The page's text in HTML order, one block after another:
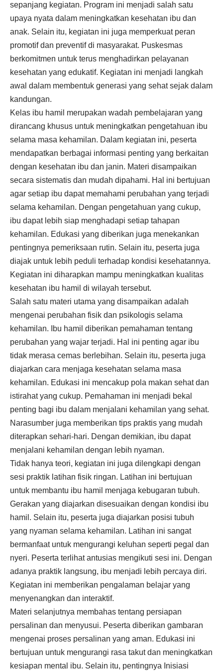
sepanjang kegiatan. Program ini menjadi salah satu
upaya nyata dalam meningkatkan kesehatan ibu dan
anak. Selain itu, kegiatan ini juga memperkuat peran
promotif dan preventif di masyarakat. Puskesmas
berkomitmen untuk terus menghadirkan pelayanan
kesehatan yang edukatif. Kegiatan ini menjadi langkah
awal dalam membentuk generasi yang sehat sejak dalam
kandungan.
Kelas ibu hamil merupakan wadah pembelajaran yang
dirancang khusus untuk meningkatkan pengetahuan ibu
selama masa kehamilan. Dalam kegiatan ini, peserta
mendapatkan berbagai informasi penting yang berkaitan
dengan kesehatan ibu dan janin. Materi disampaikan
secara sistematis dan mudah dipahami. Hal ini bertujuan
agar setiap ibu dapat memahami perubahan yang terjadi
selama kehamilan. Dengan pengetahuan yang cukup,
ibu dapat lebih siap menghadapi setiap tahapan
kehamilan. Edukasi yang diberikan juga menekankan
pentingnya pemeriksaan rutin. Selain itu, peserta juga
diajak untuk lebih peduli terhadap kondisi kesehatannya.
Kegiatan ini diharapkan mampu meningkatkan kualitas
kesehatan ibu hamil di wilayah tersebut.
Salah satu materi utama yang disampaikan adalah
mengenai perubahan fisik dan psikologis selama
kehamilan. Ibu hamil diberikan pemahaman tentang
perubahan yang wajar terjadi. Hal ini penting agar ibu
tidak merasa cemas berlebihan. Selain itu, peserta juga
diajarkan cara menjaga kesehatan selama masa
kehamilan. Edukasi ini mencakup pola makan sehat dan
istirahat yang cukup. Pemahaman ini menjadi bekal
penting bagi ibu dalam menjalani kehamilan yang sehat.
Narasumber juga memberikan tips praktis yang mudah
diterapkan sehari-hari. Dengan demikian, ibu dapat
menjalani kehamilan dengan lebih nyaman.
Tidak hanya teori, kegiatan ini juga dilengkapi dengan
sesi praktik latihan fisik ringan. Latihan ini bertujuan
untuk membantu ibu hamil menjaga kebugaran tubuh.
Gerakan yang diajarkan disesuaikan dengan kondisi ibu
hamil. Selain itu, peserta juga diajarkan posisi tubuh
yang nyaman selama kehamilan. Latihan ini sangat
bermanfaat untuk mengurangi keluhan seperti pegal dan
nyeri. Peserta terlihat antusias mengikuti sesi ini. Dengan
adanya praktik langsung, ibu menjadi lebih percaya diri.
Kegiatan ini memberikan pengalaman belajar yang
menyenangkan dan interaktif.
Materi selanjutnya membahas tentang persiapan
persalinan dan menyusui. Peserta diberikan gambaran
mengenai proses persalinan yang aman. Edukasi ini
bertujuan untuk mengurangi rasa takut dan meningkatkan
kesiapan mental ibu. Selain itu, pentingnya Inisiasi